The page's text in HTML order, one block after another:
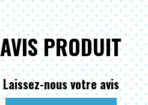
AVIS PRODUIT
Laissez-nous votre avis